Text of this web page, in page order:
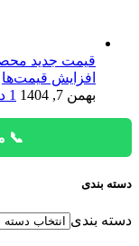
قیمت جدید
افزایش قیمت‌ها
بهمن 7, 1404
1 دیدگاه
📞
دسته بندی
دسته بندی